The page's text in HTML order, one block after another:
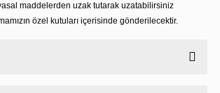
maddelerden uzak tutarak uzatabilirsiniz
özel kutuları içerisinde gönderilecektir.